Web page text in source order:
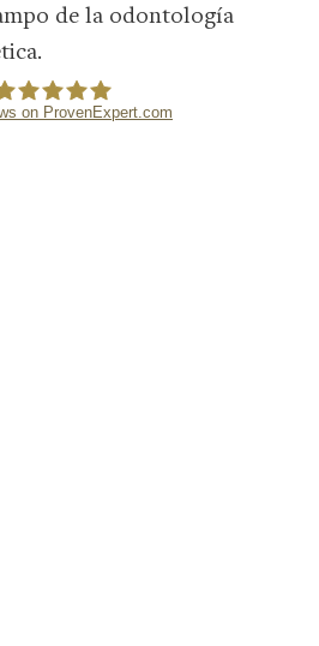
Continuar con
Facebook
O
de la odontología
on ProvenExpert.com